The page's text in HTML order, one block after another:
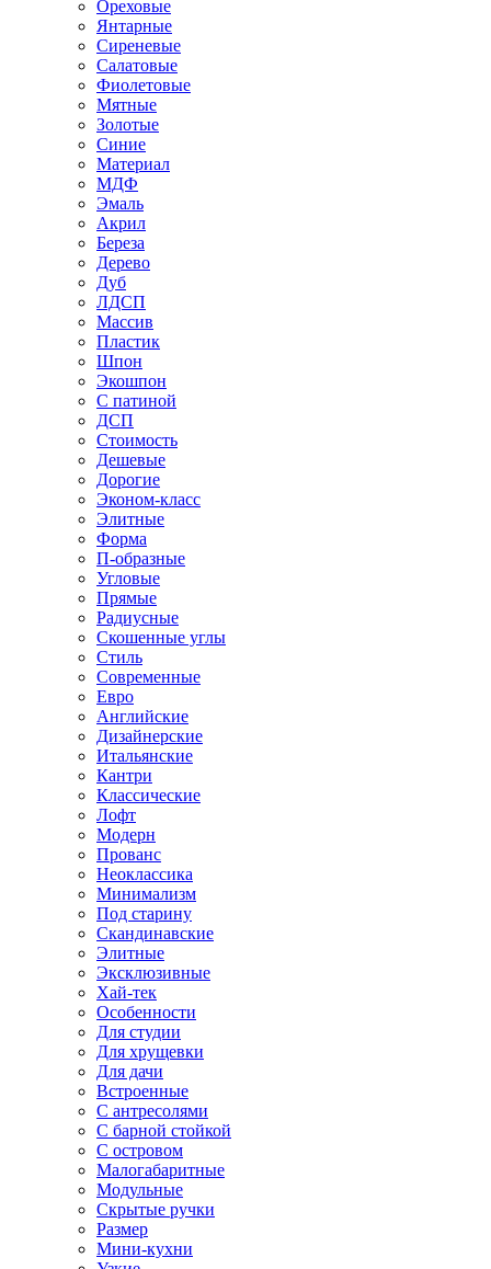
Ореховые
Янтарные
Сиреневые
Салатовые
Фиолетовые
Мятные
Золотые
Синие
Материал
МДФ
Эмаль
Акрил
Береза
Дерево
Дуб
ЛДСП
Массив
Пластик
Шпон
Экошпон
С патиной
ДСП
Стоимость
Дешевые
Дорогие
Эконом-класс
Элитные
Форма
П-образные
Угловые
Прямые
Радиусные
Скошенные углы
Стиль
Современные
Евро
Английские
Дизайнерские
Итальянские
Кантри
Классические
Лофт
Модерн
Прованс
Неоклассика
Минимализм
Под старину
Скандинавские
Элитные
Эксклюзивные
Хай-тек
Особенности
Для студии
Для хрущевки
Для дачи
Встроенные
С антресолями
С барной стойкой
С островом
Малогабаритные
Модульные
Скрытые ручки
Размер
Мини-кухни